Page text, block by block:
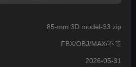
85-mm 3D model-33.zip
FBX/OBJ/MAX/不等
2026-05-31